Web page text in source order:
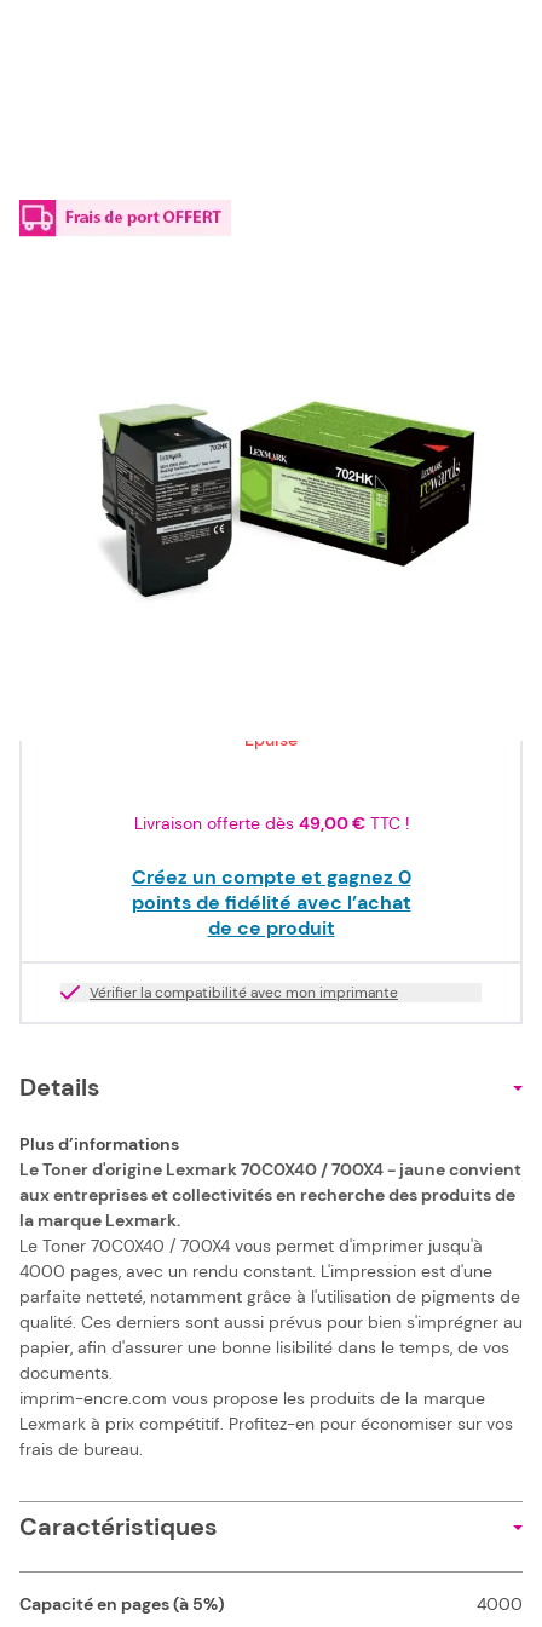
70C0X40
Référence fabricant : 700X4
Capacité en pages (à 5%) :
4000
70C0X40 / 700X4Lexmark - jaune - toner de marque
Epuisé
Livraison offerte dès 49,00 €TTC !
Créez un compte et gagnez 0
points de fidélité avec l’achat
de ce produit
Vérifier la compatibilité avec mon imprimante
Details
Plus d’informations
Le Toner d'origine Lexmark 70C0X40 / 700X4 - jaune convient
aux entreprises et collectivités en recherche des produits de
la marque Lexmark.
Le Toner 70C0X40 / 700X4 vous permet d'imprimer jusqu'à
4000 pages, avec un rendu constant. L'impression est d'une
parfaite netteté, notamment grâce à l'utilisation de pigments de
qualité. Ces derniers sont aussi prévus pour bien s'imprégner au
papier, afin d'assurer une bonne lisibilité dans le temps, de vos
documents.
imprim-encre.com vous propose les produits de la marque
Lexmark à prix compétitif. Profitez-en pour économiser sur vos
frais de bureau.
Caractéristiques
Capacité en pages (à 5%) 4000